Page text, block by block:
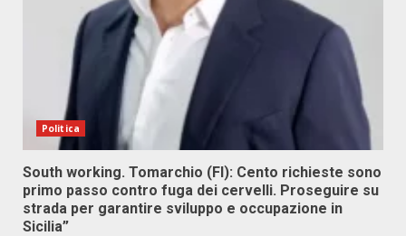
Politica
South working. Tomarchio (FI): Cento richieste sono
primo passo contro fuga dei cervelli. Proseguire su
strada per garantire sviluppo e occupazione in
Sicilia”